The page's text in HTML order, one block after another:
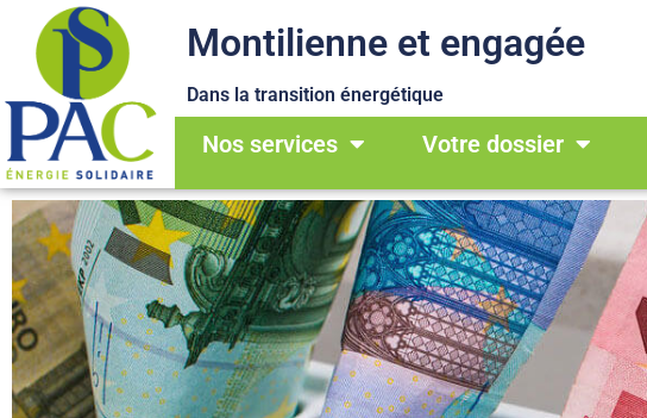
Montilienne et engagée
Dans la transition énergétique
Nos services Votre dossier